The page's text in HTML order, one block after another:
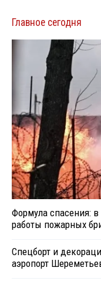
Главное сегодня
Формула спасения:
работы пожарных
Спецборт и
аэропорт